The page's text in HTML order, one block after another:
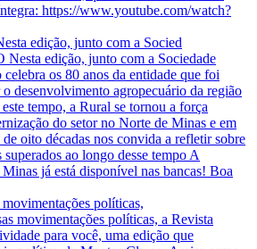
edição, junto com a Socied
políticas,